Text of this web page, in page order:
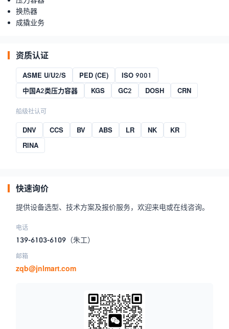
换热器
成撬业务
资质认证
ASME U/U2/S PED (CE)
ISO 9001
中国A2类压力容器
KGS GC2 DOSH CRN
船级社认可
DNV CCS BV ABS LR NK
KR
RINA
快速询价
提供设备选型、技术方案及报价服务，欢迎来电或在线咨询。
电话
139-6103-6109 （朱工）
邮箱
zqb@jnlmart.com